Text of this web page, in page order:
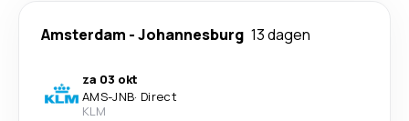
Amsterdam -Johannesburg 13 dagen
za 03 okt
AMS-JNB· Direct
KLM